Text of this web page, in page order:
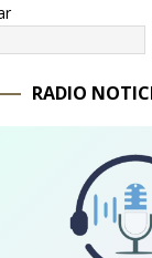
RADIO